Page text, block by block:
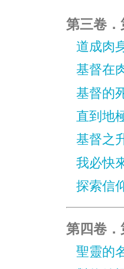
第三卷
道成肉
基督在
基督的
直到地
基督之
我必快
探索信
第四卷
聖靈的